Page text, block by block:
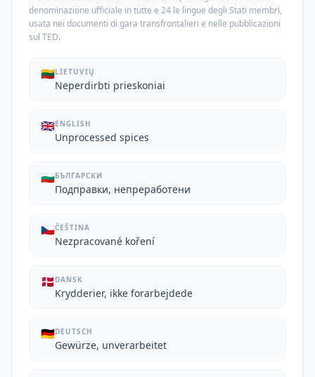
denominazione ufficiale in tutte e 24 le lingue degli Stati membri,
usata nei documenti di gara transfrontalieri e nelle pubblicazioni
sul TED.
🇱🇹LIETUVIŲ
Neperdirbti prieskoniai
🇬🇧ENGLISH
Unprocessed spices
🇧🇬БЪЛГАРСКИ
Подправки, непреработени
🇨🇿ČEŠTINA
Nezpracované koření
🇩🇰 DANSK
Krydderier, ikke forarbejdede
🇩🇪DEUTSCH
Gewürze, unverarbeitet